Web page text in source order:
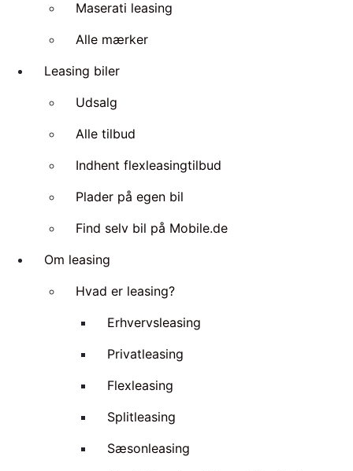
Maserati leasing
Alle mærker
Leasing biler
Udsalg
Alle tilbud
Indhent flexleasingtilbud
Plader på egen bil
Find selv bil på Mobile.de
Om leasing
Hvad er leasing?
Erhvervsleasing
Privatleasing
Flexleasing
Splitleasing
Sæsonleasing